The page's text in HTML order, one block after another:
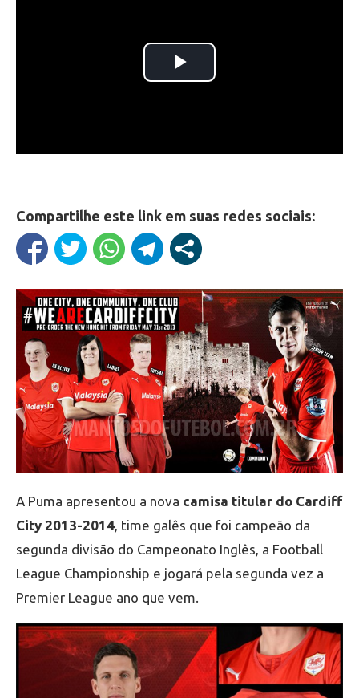
Compartilhe este link em suas redes sociais:
A Puma apresentou a nova camisa titular do Cardiff
City 2013-2014 , time galês que foi campeão da
segunda divisão do Campeonato Inglês, a Football
League Championship e jogará pela segunda vez a
Premier League ano que vem.